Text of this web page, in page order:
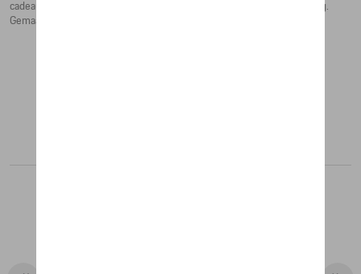
cadeaus is uniek en handbeschilderd. In feestelijke geschenkverpakking.
Gemaakt in Duitsland.